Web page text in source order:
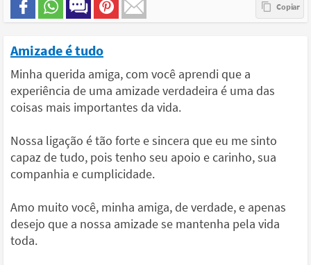
Amizade é tudo
Minha querida amiga, com você aprendi que a
experiência de uma amizade verdadeira é uma das
coisas mais importantes da vida.
Nossa ligação é tão forte e sincera que eu me sinto
capaz de tudo, pois tenho seu apoio e carinho, sua
companhia e cumplicidade.
Amo muito você, minha amiga, de verdade, e apenas
desejo que a nossa amizade se mantenha pela vida
toda.